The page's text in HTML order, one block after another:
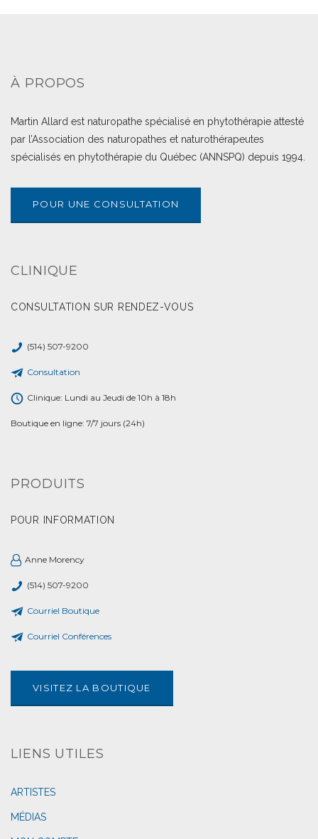
À PROPOS
Martin Allard est naturopathe spécialisé en phytothérapie attesté
par l’Association des naturopathes et naturothérapeutes
spécialisés en phytothérapie du Québec (ANNSPQ) depuis 1994.
POUR UNE CONSULTATION
CLINIQUE
CONSULTATION SUR RENDEZ-VOUS
(514) 507-9200
Consultation
Clinique: Lundi au Jeudi de 10h à 18h
Boutique en ligne: 7/7 jours (24h)
PRODUITS
POUR INFORMATION
Anne Morency
(514) 507-9200
Courriel Boutique
Courriel Conférences
VISITEZ LA BOUTIQUE
LIENS UTILES
ARTISTES
MÉDIAS